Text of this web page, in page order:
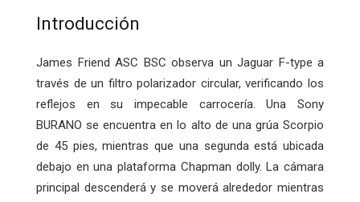
Introducción
James Friend ASC BSC observa un Jaguar F-type a
través de un filtro polarizador circular, verificando los
reflejos en su impecable carrocería. Una Sony
BURANO se encuentra en lo alto de una grúa Scorpio
de 45 pies, mientras que una segunda está ubicada
debajo en una plataforma Chapman dolly. La cámara
principal descenderá y se moverá alrededor mientras